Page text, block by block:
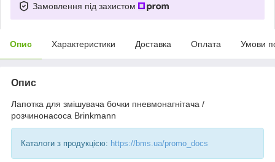
Замовлення під захистом
Опис Характеристики Доставка Оплата Умови
Опис
Лапотка для змішувача бочки пневмонагнітача /
розчинонасоса Brinkmann
Каталоги з продукцією: https://bms.ua/promo_docs